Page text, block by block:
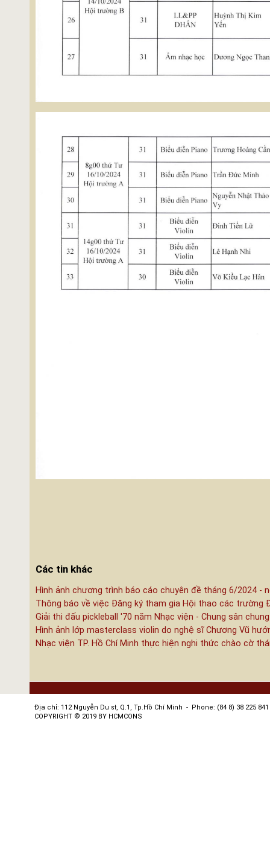
Các tin khác
Hình ảnh chương trình báo cáo chuyên đề tháng 6/2024 -
Thông báo về việc Đăng ký tham gia Hội thao các trường
Giải thi đấu pickleball '70 năm Nhạc viện - Chung sân
Hình ảnh lớp masterclass violin do nghệ sĩ Chương Vũ
Nhạc viện TP. Hồ Chí Minh thực hiện nghi thức chào cờ
Địa chỉ: 112 Nguyễn Du st, Q.1, Tp.Hồ Chí Minh - Phone: (84 8) 38 225
COPYRIGHT © 2019 BY HCMCONS